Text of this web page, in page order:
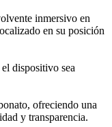
inmersivo en
en su posición
dispositivo sea
ofreciendo una
y transparencia.